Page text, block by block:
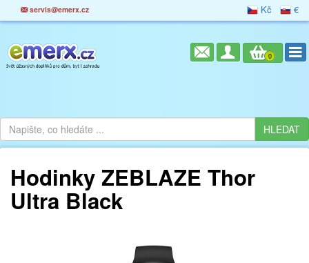
servis@emerx.cz Kč €
0
Hodinky ZEBLAZE Thor
Ultra Black